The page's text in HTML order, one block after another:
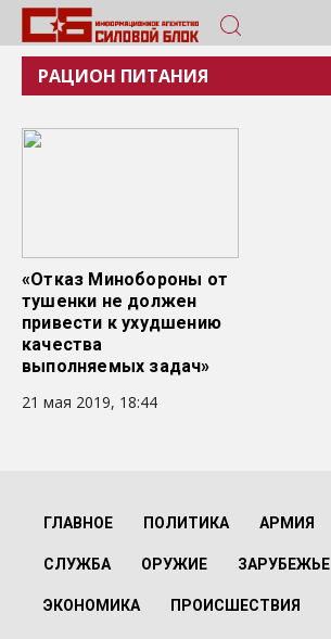
РАЦИОН ПИТАНИЯ
«Отказ Минобороны от
тушенки не должен
привести к ухудшению
качества
выполняемых задач»
21 мая 2019, 18:44
ГЛАВНОЕ ПОЛИТИКА АРМИЯ
СЛУЖБА ОРУЖИЕ ЗАРУБЕЖЬЕ
ЭКОНОМИКА ПРОИСШЕСТВИЯ